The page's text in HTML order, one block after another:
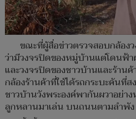
ขณะที่ผู้สื่อข่าวตรวจสอบกล้อ
ว่ามีวงจรปิดของหมู่บ้านแต่โดนฟ้
และวงจรปิดของชาวบ้านและร้าน
กล้องร้านค้าที่ใช้ได้รถกระบะคันที่
ชาวบ้านวังพระองค์พากันผวาอย่า
ลูกหลานมาเล่น บนถนนตามลำพัง